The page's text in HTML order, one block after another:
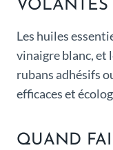
VOLANTES
Les huiles
vinaigre blanc, et
rubans adhésifs
efficaces et
QUAND